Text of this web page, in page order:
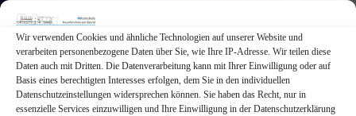
Wir verwenden Cookies und ähnliche Technologien auf unserer Website und
verarbeiten personenbezogene Daten über Sie, wie Ihre IP-Adresse. Wir teilen diese
Daten auch mit Dritten. Die Datenverarbeitung kann mit Ihrer Einwilligung oder auf
Basis eines berechtigten Interesses erfolgen, dem Sie in den individuellen
Datenschutzeinstellungen widersprechen können. Sie haben das Recht, nur in
essenzielle Services einzuwilligen und Ihre Einwilligung in der Datenschutzerklärung